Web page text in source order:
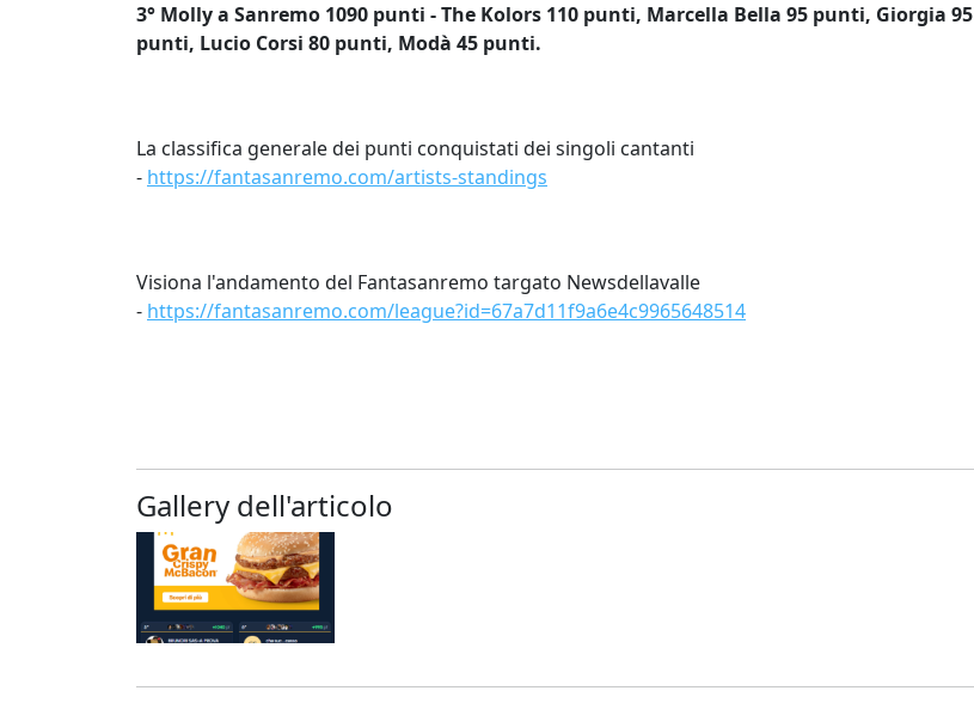
3° Molly a Sanremo 1090 punti - The Kolors 110 punti, Marcella Bella 95 punti, Giorgia 95
punti, Lucio Corsi 80 punti, Modà 45 punti.
La classifica generale dei punti conquistati dei singoli cantanti
- https://fantasanremo.com/artists-standings
Visiona l'andamento del Fantasanremo targato Newsdellavalle
- https://fantasanremo.com/league?id=67a7d11f9a6e4c9965648514
Gallery dell'articolo